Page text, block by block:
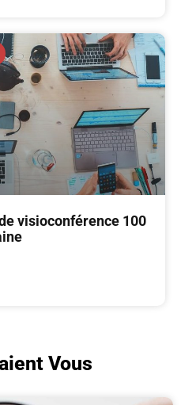
visioconférence 100
Vous